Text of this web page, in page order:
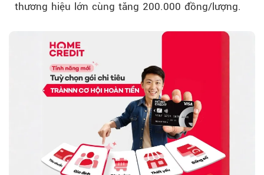
thương hiệu lớn cùng tăng 200.000 đồng/lượng.